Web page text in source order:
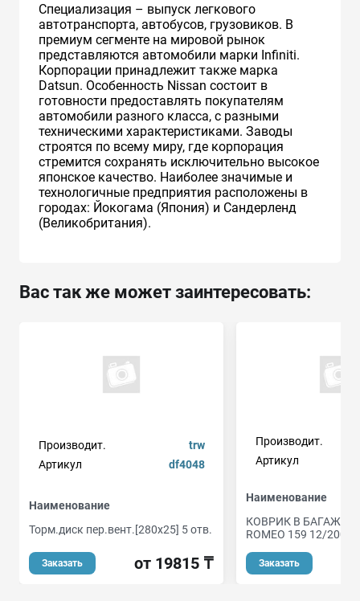
Специализация – выпуск легкового
автотранспорта, автобусов, грузовиков. В
премиум сегменте на мировой рынок
представляются автомобили марки Infiniti.
Корпорации принадлежит также марка
Datsun. Особенность Nissan состоит в
готовности предоставлять покупателям
автомобили разного класса, с разными
техническими характеристиками. Заводы
строятся по всему миру, где корпорация
стремится сохранять исключительно высокое
японское качество. Наиболее значимые и
технологичные предприятия расположены в
городах: Йокогама (Япония) и Сандерленд
(Великобритания).
Вас так же может заинтересовать:
Производит.
trw
Артикул
df4048
Наименование
Торм.диск пер.вент.[280x25] 5 отв.
Заказать от 19815 ₸
Производит.
Артикул
Наименование
КОВРИК В
ROMEO 159 12/
Заказать